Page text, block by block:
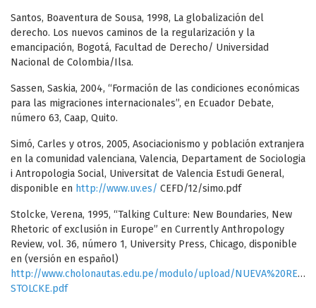
Santos, Boaventura de Sousa, 1998, La globalización del
derecho. Los nuevos caminos de la regularización y la
emancipación, Bogotá, Facultad de Derecho/ Universidad
Nacional de Colombia/Ilsa.
Sassen, Saskia, 2004, “Formación de las condiciones económicas
para las migraciones internacionales”, en Ecuador Debate,
número 63, Caap, Quito.
Simó, Carles y otros, 2005, Asociacionismo y población extranjera
en la comunidad valenciana, Valencia, Departament de Sociologia
i Antropologia Social, Universitat de Valencia Estudi General,
disponible en http://www.uv.es/ CEFD/12/simo.pdf
Stolcke, Verena, 1995, “Talking Culture: New Boundaries, New
Rhetoric of exclusión in Europe” en Currently Anthropology
Review, vol. 36, número 1, University Press, Chicago, disponible
en (versión en español)
http://www.cholonautas.edu.pe/modulo/upload/
STOLCKE.pdf